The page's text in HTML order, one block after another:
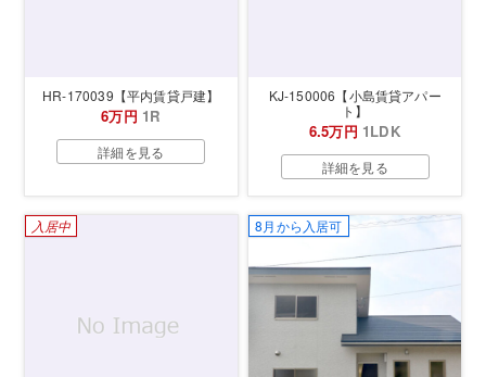
HR-170039【平内賃貸戸建】
6万円 1R
詳細を見る
KJ-150006【小島賃貸アパー
ト】
6.5万円 1LDK
詳細を見る
入居中 8月から入居可